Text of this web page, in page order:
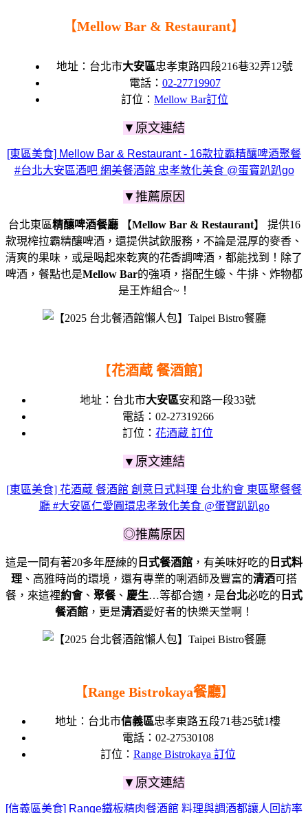
【Mellow Bar & Restaurant】
地址：台北市大安區忠孝東路四段216巷32弄12號
電話： 02-27719907
訂位： Mellow Bar訂位
▼原文連結
[東區美食] Mellow Bar & Restaurant - 16款拉霸精釀啤酒聚餐
#台北大安區酒吧 網美餐酒館 忠孝敦化美食 @蛋寶趴趴go
▼推薦原因
台北東區精釀啤酒餐廳【Mellow Bar & Restaurant】 提供16
款現榨拉霸精釀啤酒，還提供試飲服務，不論是混厚的麥香、
清爽的果味，或是喝起來乾爽的花香調啤酒，都能找到！除了
啤酒，餐點也是Mellow Bar的強項，搭配生蠔、牛排、炸物都
是王炸組合~！
【花酒蔵 餐酒館】
地址： 台北市大安區安和路一段33號
電話： 02-27319266
訂位： 花酒蔵 訂位
▼原文連結
[東區美食] 花酒蔵 餐酒館 創意日式料理 台北約會 東區聚餐餐
廳 #大安區仁愛圓環忠孝敦化美食 @蛋寶趴趴go
◎推薦原因
這是一間有著20多年歷練的 日式餐酒館 ， 有美味好吃的 日式料
理 、高雅時尚的環境， 還有專業的唎酒師及豐富的清酒可搭
餐， 來這裡約會、 聚餐、 慶生…等都合適， 是台北必吃的 日式
餐酒館 ， 更是清酒愛好者的快樂天堂啊！
【Range Bistrokaya餐廳】
地址： 台北市信義區忠孝東路五段71巷25號1樓
電話： 02-27530108
訂位： Range Bistrokaya 訂位
▼原文連結
[信義區美食] Range鐵板精肉餐酒館 料理與調酒都讓人回訪率